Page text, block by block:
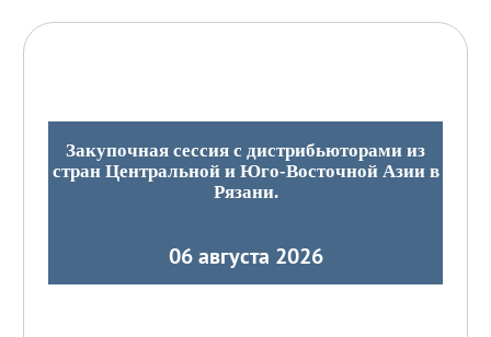
Закупочная сессия с дистрибьюторами из
стран Центральной и Юго-Восточной Азии в
Рязани.
06 августа 2026